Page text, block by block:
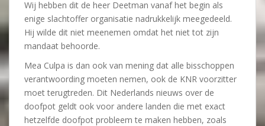
Wij hebben dit de heer Deetman vanaf het begin als
enige slachtoffer organisatie nadrukkelijk meegedeeld.
Hij wilde dit niet meenemen omdat het niet tot zijn
mandaat behoorde.
Mea Culpa is dan ook van mening dat alle bisschoppen
verantwoording moeten nemen, ook de KNR voorzitter
moet terugtreden. Dit Nederlands nieuws over de
doofpot geldt ook voor andere landen die met exact
hetzelfde doofpot probleem te maken hebben, zoals